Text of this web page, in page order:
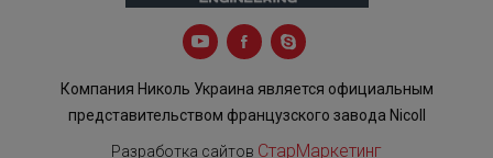
Компания Николь Украина является официальным
представительством французского завода Nicoll
Разработка сайтов СтарМаркетинг